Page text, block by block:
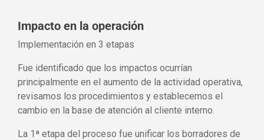
Impacto en la operación
Implementación en 3 etapas
Fue identificado que los impactos ocurrían
principalmente en el aumento de la actividad operativa,
revisamos los procedimientos y establecemos el
cambio en la base de atención al cliente interno.
La 1ª etapa del proceso fue unificar los borradores de